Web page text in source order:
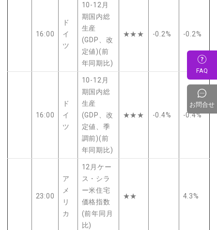
16:00
ド
イ
ツ
10-12月
期国内総
生産
(GDP、改
定値)(前
年同期比)
★★★ -0.2% -0.2%
16:00
ド
イ
ツ
10-12月
期国内総
生産
(GDP、改
定値、季
調前)(前
年同期比)
★★★ -0.4% -0.4%
23:00
ア
メ
リ
カ
12月ケー
ス・シラ
ー米住宅
価格指数
(前年同月
比)
★★ 4.3%
FAQ
お問合せ